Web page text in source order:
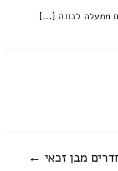
ממעלה לבונה [...]
מבן זכאי ←